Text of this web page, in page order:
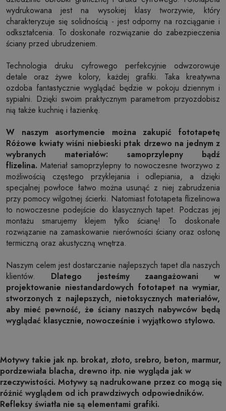
wydrukowana jest na wysokiej klasy tworzywie, który
charakteryzuje się solidnością - jest odporny na rozciąganie i
odkształcenia. To doskonałe rozwiązanie do zabezpieczenia
ściany przed ubrudzeniem.
Technologia druku cyfrowego perfekcyjnie odwzorowuje
detale oraz żywe kolory, każdej grafiki. Taka kreatywna
ozdoba fantastycznie wyglądać będzie w pokoju dziennym i
sypialni. Dzięki swoim praktycznym parametrom przyozdobisz
nią także kuchnię i łazienkę.
W naszym asortymencie można zakupić fototapetę
Różowe kwiaty wiśni niebieski ptak drzewo na jednym z
wybranych materiałów: samoprzylepny bądź
flizelina. Materiał samoprzylepny to nowoczesne tworzywo z
możliwością częstego przyklejania i odlepiania, a dzięki
specjalnej powłoce łatwo można usunąć z niej zabrudzenia
przy pomocy wilgotnej ścierki. Natomiast fototapeta flizelinowa
to nowoczesne podejście do klasycznych tapet. Podczas jej
montażu smarujemy klejem tylko ścianę! To doskonałe
rozwiązanie na zamaskowanie nierówności ściany oraz osłonę
termiczną oraz akustyczną wnętrza.
Naszym celem jest dostarczanie najlepszych tapet dla naszych
klientów. Dlatego jesteśmy zaangażowani w
projektowanie niestandardowych fototapet na wymiar,
stworzonych z najlepszych, nietoksycznych materiałów,
aby mieć pewność, że ściany naszych nabywców będą
wyglądać klasycznie, nowocześnie i wyjątkowo stylowo.
Motywy takie jak np. brokat, złoto, srebro, beton, marmur,
pordzewiała blacha, drewno itp. nie wygląda jak w
rzeczywistości. Motywy są nadrukowane przez co mogą się
różnić wyglądem od ich prawdziwych odpowiedników.
Refleksy światła nie są elementami grafiki.